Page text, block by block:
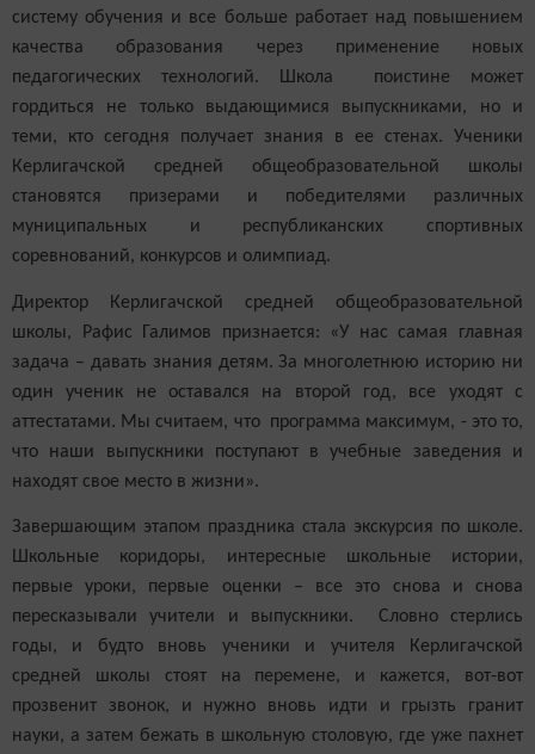
систему обучения и все больше работает над повышением
качества образования через применение новых
педагогических технологий. Школа поистине может
гордиться не только выдающимися выпускниками, но и
теми, кто сегодня получает знания в ее стенах. Ученики
Керлигачской средней общеобразовательной школы
становятся призерами и победителями различных
муниципальных и республиканских спортивных
соревнований, конкурсов и олимпиад.
Директор Керлигачской средней общеобразовательной
школы, Рафис Галимов признается: «У нас самая главная
задача – давать знания детям. За многолетнюю историю ни
один ученик не оставался на второй год, все уходят с
аттестатами. Мы считаем, что программа максимум, - это то,
что наши выпускники поступают в учебные заведения и
находят свое место в жизни».
Завершающим этапом праздника стала экскурсия по школе.
Школьные коридоры, интересные школьные истории,
первые уроки, первые оценки – все это снова и снова
пересказывали учители и выпускники. Словно стерлись
годы, и будто вновь ученики и учителя Керлигачской
средней школы стоят на перемене, и кажется, вот-вот
прозвенит звонок, и нужно вновь идти и грызть гранит
науки, а затем бежать в школьную столовую, где уже пахнет